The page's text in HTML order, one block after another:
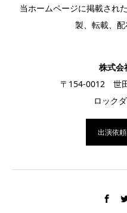
当ホームページに掲載され
製、転載、配
株式会
〒154-0012 世
ロック
出演依